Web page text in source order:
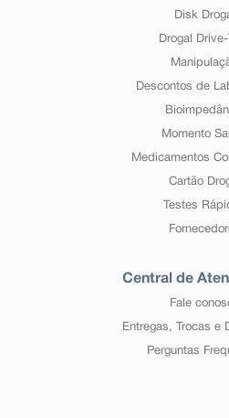
Disk
Drogal
Descontos de
Momento
Medicamentos
Cartão
Testes
Central de
Fale
Entregas, Trocas e
Perguntas